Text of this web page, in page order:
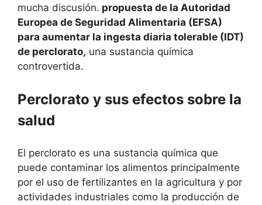
mucha discusión. propuesta de la Autoridad
Europea de Seguridad Alimentaria (EFSA)
para aumentar la ingesta diaria tolerable (IDT)
de perclorato, una sustancia química
controvertida.
Perclorato y sus efectos sobre la
salud
El perclorato es una sustancia química que
puede contaminar los alimentos principalmente
por el uso de fertilizantes en la agricultura y por
actividades industriales como la producción de